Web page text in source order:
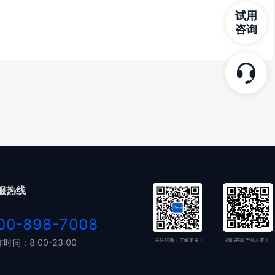
试用
咨询
热线
898-7008
时间：8:00-23:00 关注官微，了解更多！ 扫码获取产品方案！